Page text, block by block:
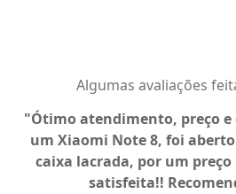
Algumas avaliações
Ótimo atendimento, preço
um Xiaomi Note 8, foi
caixa lacrada, por um
satisfeita!!